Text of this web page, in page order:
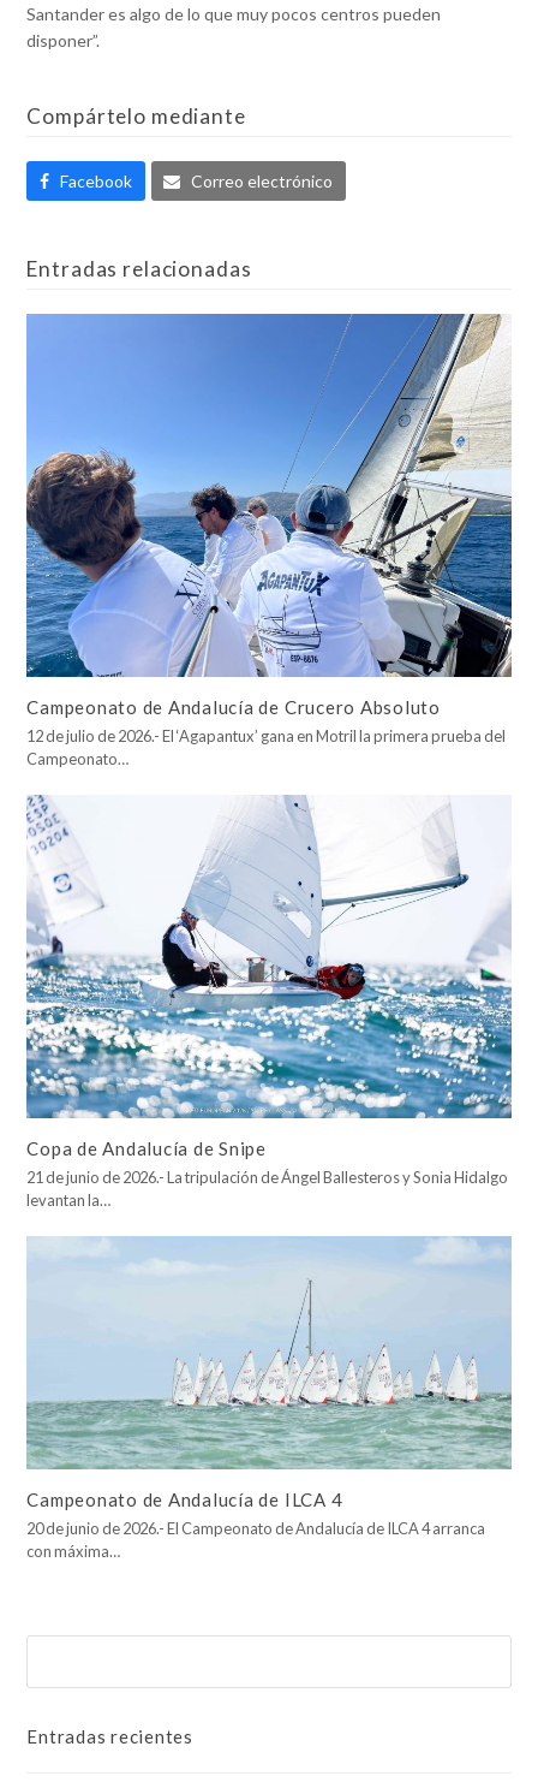
Santander es algo de lo que muy pocos centros pueden
disponer”.
Compártelo mediante
Facebook Correo electrónico
Entradas relacionadas
Campeonato de Andalucía de Crucero Absoluto
12 de julio de 2026.- El ‘Agapantux’ gana en Motril la primera prueba del
Campeonato…
Copa de Andalucía de Snipe
21 de junio de 2026.- La tripulación de Ángel Ballesteros y Sonia Hidalgo
levantan la…
Campeonato de Andalucía de ILCA 4
20 de junio de 2026.- El Campeonato de Andalucía de ILCA 4 arranca
con máxima…
Entradas recientes